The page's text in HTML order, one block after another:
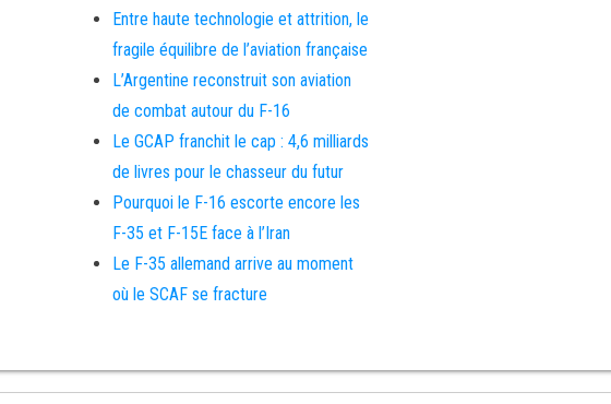
Entre haute technologie et attrition, le
fragile équilibre de l’aviation française
L’Argentine reconstruit son aviation
de combat autour du F-16
Le GCAP franchit le cap : 4,6 milliards
de livres pour le chasseur du futur
Pourquoi le F-16 escorte encore les
F-35 et F-15E face à l’Iran
Le F-35 allemand arrive au moment
où le SCAF se fracture